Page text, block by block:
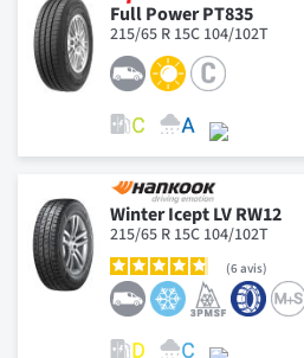
Full Power PT835
215/65 R 15C 104/102T
Winter Icept LV RW12
215/65 R 15C 104/102T
6avis